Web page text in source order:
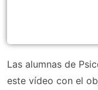
Las alumnas de
este vídeo con el